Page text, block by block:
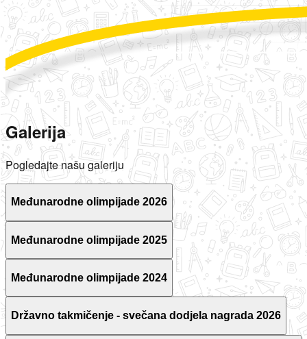
Galerija
Pogledajte našu galeriju
Međunarodne olimpijade 2026
Međunarodne olimpijade 2025
Međunarodne olimpijade 2024
Državno takmičenje - svečana dodjela nagrada 2026